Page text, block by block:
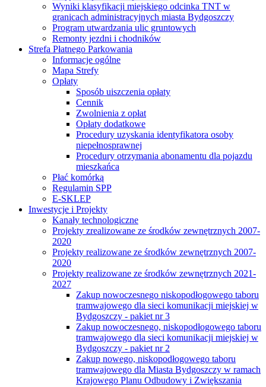
Wyniki klasyfikacji miejskiego odcinka TNT w
granicach administracyjnych miasta Bydgoszczy
Program utwardzania ulic gruntowych
Remonty jezdni i chodników
Strefa Płatnego Parkowania
Informacje ogólne
Mapa Strefy
Opłaty
Sposób uiszczenia opłaty
Cennik
Zwolnienia z opłat
Opłaty dodatkowe
Procedury uzyskania identyfikatora osoby
niepełnosprawnej
Procedury otrzymania abonamentu dla pojazdu
mieszkańca
Płać komórką
Regulamin SPP
E-SKLEP
Inwestycje i Projekty
Kanały technologiczne
Projekty zrealizowane ze środków zewnętrznych 2007-
2020
Projekty realizowane ze środków zewnętrznych 2007-
2020
Projekty realizowane ze środków zewnętrznych 2021-
2027
Zakup nowoczesnego niskopodłogowego taboru
tramwajowego dla sieci komunikacji miejskiej w
Bydgoszczy - pakiet nr 3
Zakup nowoczesnego, niskopodłogowego taboru
tramwajowego dla sieci komunikacji miejskiej w
Bydgoszczy - pakiet nr 2
Zakup nowego, niskopodłogowego taboru
tramwajowego dla Miasta Bydgoszczy w ramach
Krajowego Planu Odbudowy i Zwiększania